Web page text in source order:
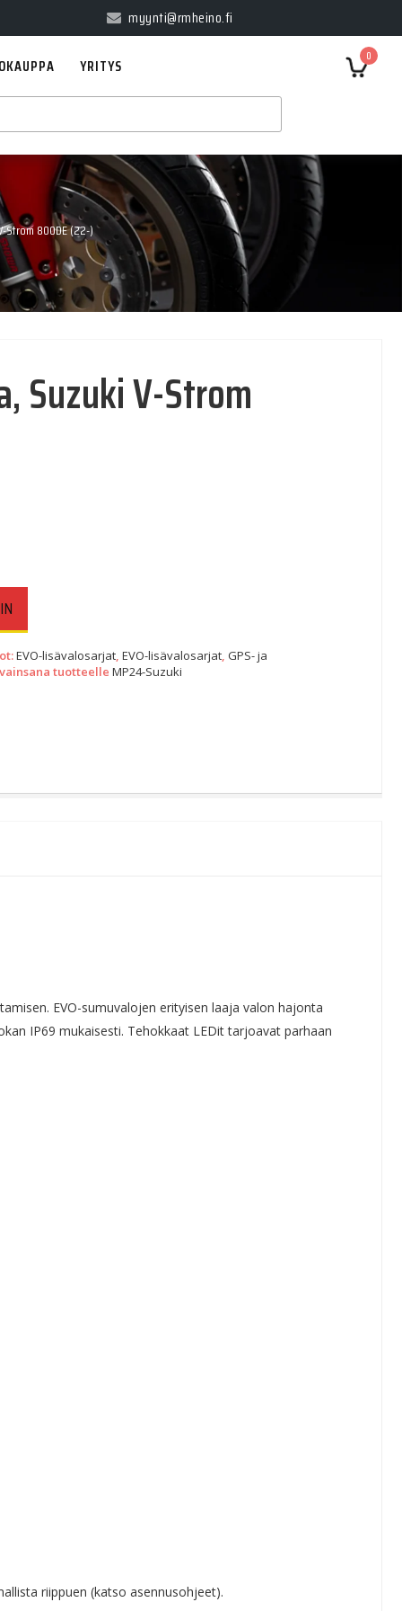
myynti@rmheino.fi
0
YRITYS
Strom 800DE (22-)
Suzuki V-Strom
EVO-lisävalosarjat,EVO-lisävalosarjat,GPS- ja
tuotteelleMP24-Suzuki
EVO-sumuvalojen erityisen laaja valon hajonta
IP69 mukaisesti. Tehokkaat LEDit tarjoavat parhaan
riippuen (katso asennusohjeet).